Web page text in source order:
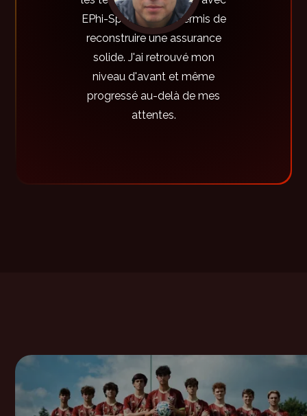
EPhi-Sports m'ont permis de
reconstruire une assurance
solide. J'ai retrouvé mon
niveau d'avant et même
progressé au-delà de mes
attentes.